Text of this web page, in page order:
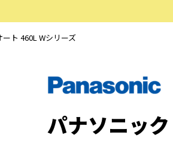
ト 460L Wシリーズ
パナソニッ